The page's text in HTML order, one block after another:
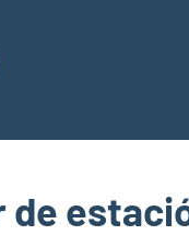
de
ITV
la
en
de